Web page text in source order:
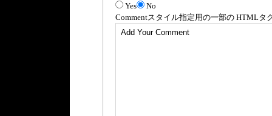
Yes
No
Commentスタイル指定用の一部の HTMLタ